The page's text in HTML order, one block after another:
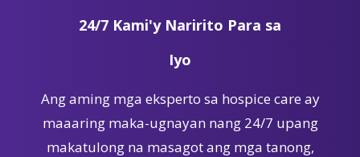
24/7 Kami'y Naririto Para sa
Iyo
Ang aming mga eksperto sa hospice care ay
maaaring maka-ugnayan nang 24/7 upang
makatulong na masagot ang mga tanong,